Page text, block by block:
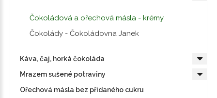
Čokoládová a ořechová másla - krémy
Čokolády - Čokoládovna Janek
Káva, čaj, horká čokoláda
Mrazem sušené potraviny
Ořechová másla bez přidaného cukru